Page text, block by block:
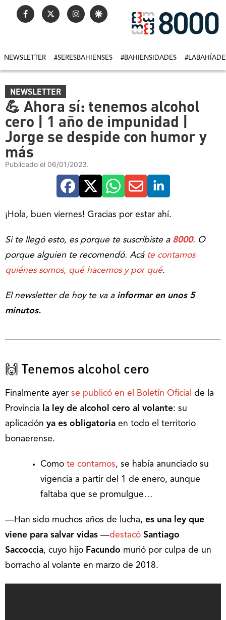
NEWSLETTER #SERESBAHIENSES #BAHIENSIDADES
NEWSLETTER
💪 Ahora sí: tenemos alcohol
cero | 1 año de impunidad |
Jorge se despide con humor y
más
Publicado el 06/01/2023.
¡Hola, buen viernes! Gracias por estar ahí.
Si te llegó esto, es porque te suscribiste a 8000. O
porque alguien te recomendó. Acáte contamos
quiénes somos, qué hacemos y por qué.
El newsletter de hoy te va a informar en unos 5
minutos.
🙌 Tenemos alcohol cero
Finalmente ayer se publicó en el Boletín Oficial de la
Provincia
la ley de alcohol cero al volante: su
aplicación ya es obligatoria en todo el territorio
bonaerense.
Como te contamos, se había anunciado su
vigencia a partir del 1 de enero, aunque
faltaba que se promulgue…
—Han sido muchos años de lucha, es una ley que
viene para salvar vidas —destacó Santiago
Saccoccia, cuyo hijo Facundo murió por culpa de un
borracho al volante en marzo de 2018.